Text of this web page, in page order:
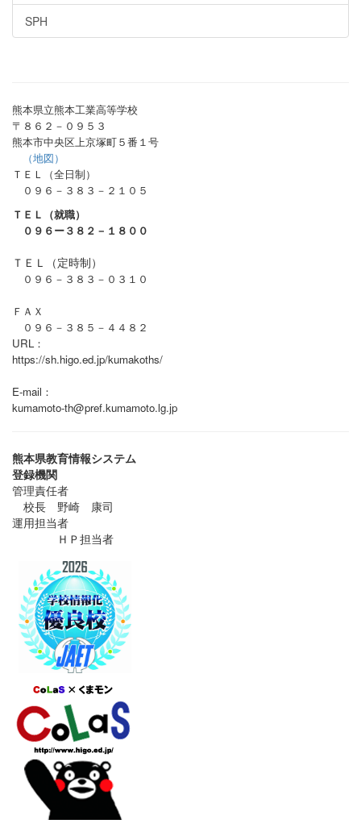
SPH
熊本県立熊本工業高等学校
〒８６２－０９５３
熊本市中央区上京塚町５番１号
（地図）
ＴＥＬ（全日制）
０９６－３８３－２１０５
ＴＥＬ（就職）
０９６ー３８２－１８００
ＴＥＬ（定時制）
０９６－３８３－０３１０
ＦＡＸ
０９６－３８５－４４８２
URL：
https://sh.higo.ed.jp/kumakoths/
E-mail：
kumamoto-th@pref.kumamoto.lg.jp
熊本県教育情報システム
登録機関
管理責任者
校長 野崎 康司
運用担当者
ＨＰ担当者